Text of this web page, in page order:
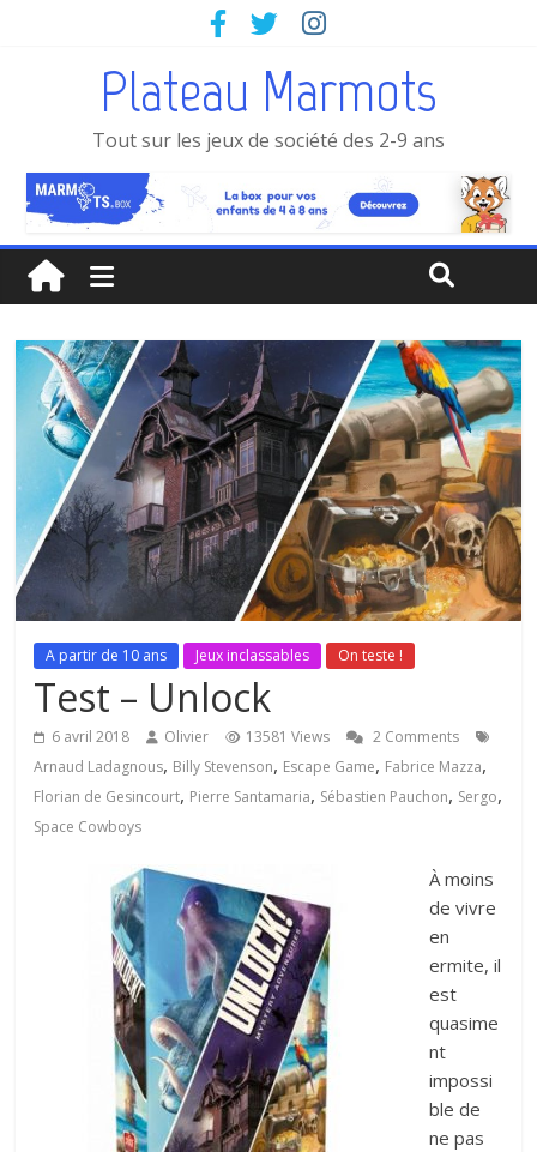
Plateau Marmots
Tout sur les jeux de société des 2-9 ans
A partir de 10 ans Jeux inclassables On teste !
Test – Unlock
6 avril 2018 Olivier 13581 Views
2 Comments
Arnaud Ladagnous, Billy Stevenson, Escape Game, Fabrice Mazza,
Florian de Gesincourt, Pierre Santamaria, Sébastien Pauchon, Sergo,
Space Cowboys
À moins
de vivre
en
ermite, il
est
quasime
nt
impossi
ble de
ne pas